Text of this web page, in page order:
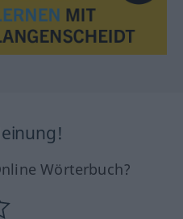
Wörterbuch?